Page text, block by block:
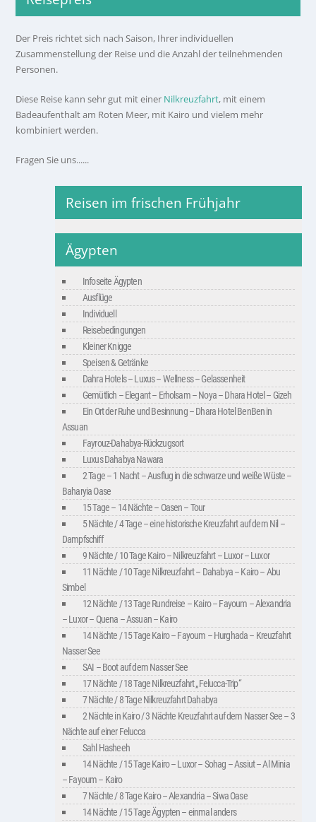
Der Preis richtet sich nach Saison, Ihrer individuellen
Zusammenstellung der Reise und die Anzahl der teilnehmenden
Personen.
Diese Reise kann sehr gut mit einer Nilkreuzfahrt, mit einem
Badeaufenthalt am Roten Meer, mit Kairo und vielem mehr
kombiniert werden.
Fragen Sie uns......
Reisen im frischen Frühjahr
Ägypten
Infoseite Ägypten
Ausflüge
Individuell
Reisebedingungen
Kleiner Knigge
Speisen & Getränke
Dahra Hotels – Luxus – Wellness – Gelassenheit
Gemütlich – Elegant – Erholsam – Noya – Dhara Hotel – Gizeh
Ein Ort der Ruhe und Besinnung – Dhara Hotel BenBen in
Assuan
Fayrouz-Dahabya-Rückzugsort
Luxus Dahabya Nawara
2 Tage – 1 Nacht – Ausflug in die schwarze und weiße Wüste –
Baharyia Oase
15 Tage – 14 Nächte – Oasen – Tour
5 Nächte / 4 Tage – eine historische Kreuzfahrt auf dem Nil –
Dampfschiff
9 Nächte / 10 Tage Kairo – Nilkreuzfahrt – Luxor – Luxor
11 Nächte / 10 Tage Nilkreuzfahrt – Dahabya – Kairo – Abu
Simbel
12 Nächte / 13 Tage Rundreise – Kairo – Fayoum – Alexandria
– Luxor – Quena – Assuan – Kairo
14 Nächte / 15 Tage Kairo – Fayoum – Hurghada – Kreuzfahrt
Nasser See
SAI – Boot auf dem Nasser See
17 Nächte / 18 Tage Nilkreuzfahrt „Felucca-Trip“
7 Nächte / 8 Tage Nilkreuzfahrt Dahabya
2 Nächte in Kairo / 3 Nächte Kreuzfahrt auf dem Nasser See – 3
Nächte auf einer Felucca
Sahl Hasheeh
14 Nächte / 15 Tage Kairo – Luxor – Sohag – Assiut – Al Minia
– Fayoum – Kairo
7 Nächte / 8 Tage Kairo – Alexandria – Siwa Oase
14 Nächte / 15 Tage Ägypten – einmal anders